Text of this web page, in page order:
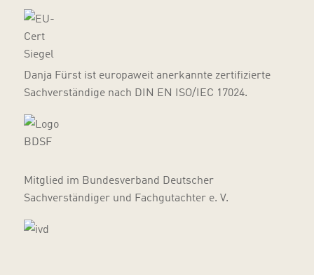
Danja Fürst ist europaweit anerkannte zertifizierte
Sachverständige nach DIN EN ISO/IEC 17024.
Mitglied im Bundesverband Deutscher
Sachverständiger und Fachgutachter e. V.